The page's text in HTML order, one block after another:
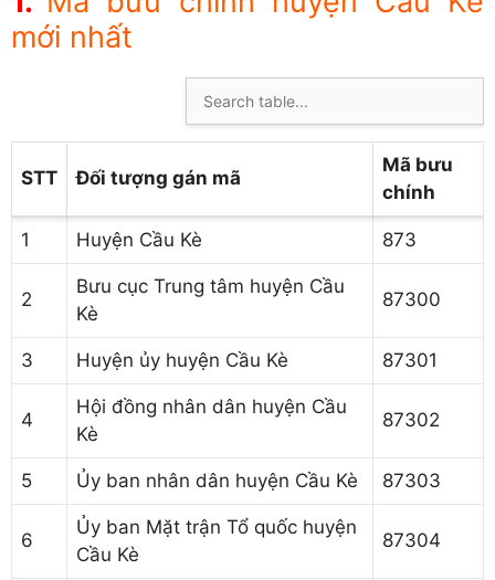
mới nhất
STT Đối tượng gán mã
Mã bưu
chính
1 Huyện Cầu Kè 873
2
Bưu cục Trung tâm huyện Cầu
Kè
87300
3 Huyện ủy huyện Cầu Kè 87301
4
Hội đồng nhân dân huyện Cầu
Kè
87302
5 Ủy ban nhân dân huyện Cầu Kè 87303
6
Ủy ban Mặt trận Tổ quốc huyện
Cầu Kè
87304